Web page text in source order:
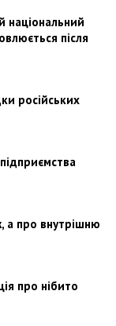
національний
після
російських
а про внутрішню
про нібито